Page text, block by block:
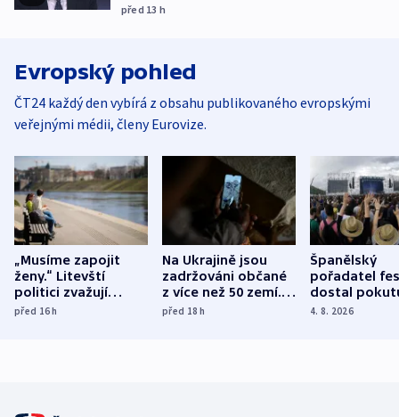
před 13 h
Evropský pohled
ČT24 každý den vybírá z obsahu publikovaného evropskými
veřejnými médii, členy Eurovize.
„Musíme zapojit
ženy.“ Litevští
politici zvažují
dohodu o
před 16h
Na Ukrajině jsou
zadržováni občané
z více než 50 zemí.
Bojovali na straně
před 18h
Španělský
pořadatel
dostal
nekalé
4. 8. 2026